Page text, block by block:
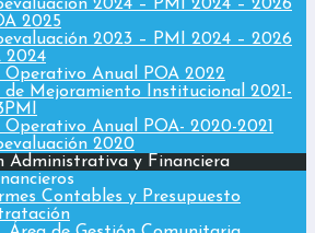
2024 – PMI 2024 – 2026
2025
2023 – PMI 2024 – 2026
2024
Operativo Anual POA 2022
de Mejoramiento Institucional 2021-
Operativo Anual POA- 2020-2021
2020
Administrativa y Financiera
Contables y Presupuesto